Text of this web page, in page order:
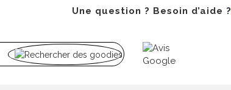
Une question ? Besoin d’aide ?